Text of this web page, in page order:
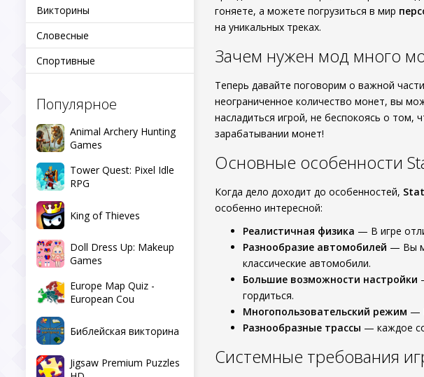
Викторины
Словесные
Спортивные
Популярное
Animal Archery Hunting
Games
Tower Quest: Pixel Idle
RPG
King of Thieves
Doll Dress Up: Makeup
Games
Europe Map Quiz -
European Cou
Библейская викторина
Jigsaw Premium Puzzles
гоняете, а можете погрузиться в мир
на уникальных треках.
Зачем нужен мод много
Теперь давайте поговорим о важной
неограниченное количество монет, вы
насладиться игрой, не беспокоясь о том,
зарабатывании монет!
Основные особенности
Когда дело доходит до особенностей,
особенно интересной:
Реалистичная физика — В игре
Разнообразие автомобилей — Вы
классические автомобили.
Большие возможности настройки
гордиться.
Многопользовательский режим —
Разнообразные трассы — каждое
Системные требования